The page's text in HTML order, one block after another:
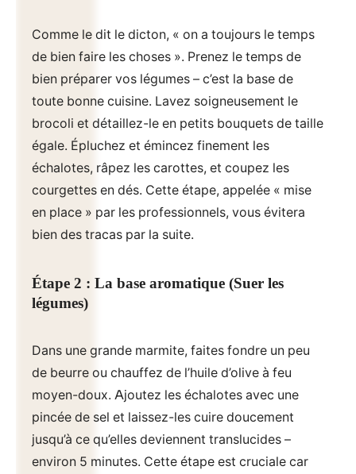
Comme le dit le dicton, « on a toujours le temps
de bien faire les choses ». Prenez le temps de
bien préparer vos légumes – c’est la base de
toute bonne cuisine. Lavez soigneusement le
brocoli et détaillez-le en petits bouquets de taille
égale. Épluchez et émincez finement les
échalotes, râpez les carottes, et coupez les
courgettes en dés. Cette étape, appelée « mise
en place » par les professionnels, vous évitera
bien des tracas par la suite.
Étape 2 : La base aromatique (Suer les
légumes)
Dans une grande marmite, faites fondre un peu
de beurre ou chauffez de l’huile d’olive à feu
moyen-doux. Ajoutez les échalotes avec une
pincée de sel et laissez-les cuire doucement
jusqu’à ce qu’elles deviennent translucides –
environ 5 minutes. Cette étape est cruciale car